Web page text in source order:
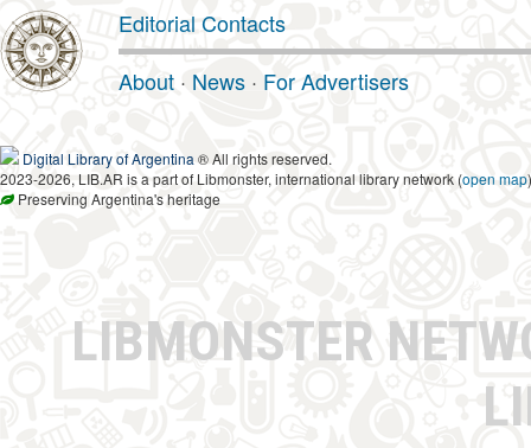
Editorial Contacts
About · News · For Advertisers
Digital Library of Argentina ® All rights reserved.
2023-2026, LIB.AR is a part of Libmonster, international library network (open map)
Preserving Argentina's heritage
LIBMONSTER